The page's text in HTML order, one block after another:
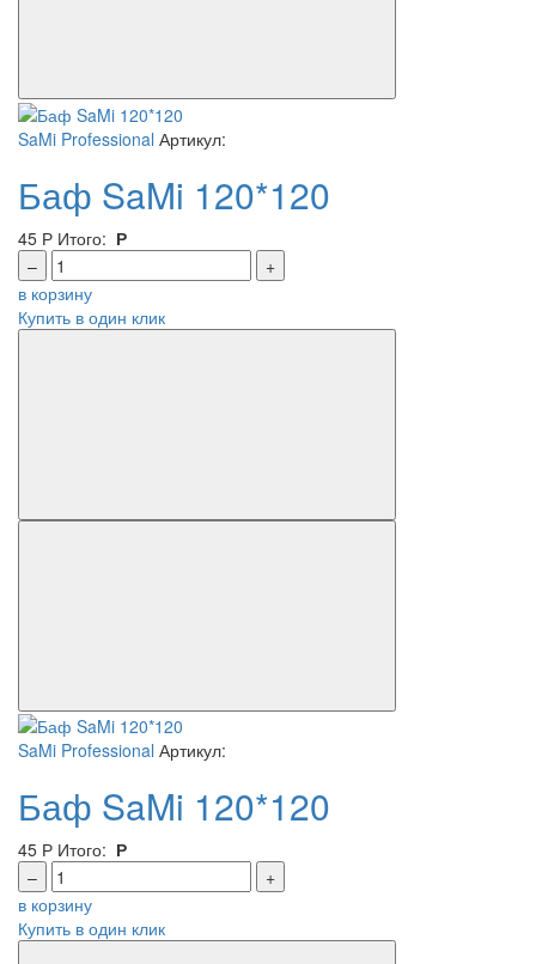
SaMi Professional Артикул:
Баф SaMi 120*120
45 Р Итого: Р
–
+
в корзину
Купить в один клик
SaMi Professional Артикул:
Баф SaMi 120*120
45 Р Итого: Р
–
+
в корзину
Купить в один клик